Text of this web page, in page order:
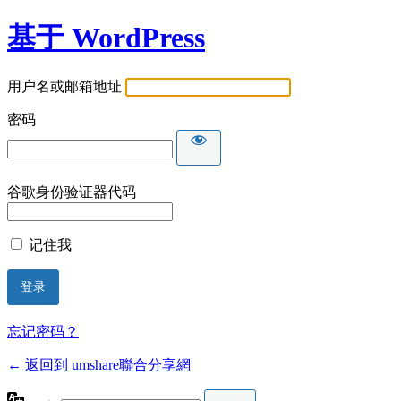
基于 WordPress
用户名或邮箱地址
密码
谷歌身份验证器代码
记住我
忘记密码？
← 返回到 umshare聯合分享網